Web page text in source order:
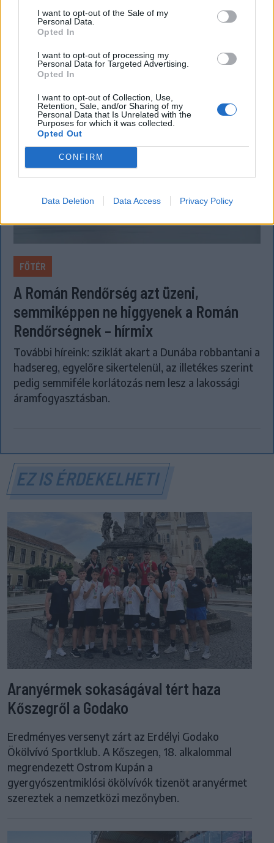
I want to opt-out of the Sale of my
Personal Data.
Opted In
I want to opt-out of processing my
Personal Data for Targeted Advertising.
Opted In
I want to opt-out of Collection, Use,
Retention, Sale, and/or Sharing of my
Personal Data that Is Unrelated with the
Purposes for which it was collected.
Opted Out
CONFIRM
Data Deletion Data Access Privacy Policy
mintára kiállított személyi igazolványt használja,
azonban ezt fokozatosan kivonják a forgalomból,
igazolványok országszerte elérhetővé válnak.
FŐTÉR
A Román Rendőrség azt üzeni,
semmiképpen ne higgyenek a Román
Rendőrségnek – hírmix
További híreink: sziklát akart a Dunába robbantani a
hadsereg, egyelőre sikertelenül, az illetékes szerint
pedig semmiféle korlátozás nem lesz a lakossági
áramfogyasztásban.
EZ IS ÉRDEKELHETI
Aranyérmek sokaságával tért haza
Kőszegről a Godako
Eredményes versenyt zárt az Erdélyi Godako
Ökölvívó Sportklub. A Kőszegen, 18. alkalommal
megrendezett Ostrom Kupán a
gyergyószentmiklósi ökölvívók tizenöt aranyérmet
szereztek a nemzetközi mezőnyben.